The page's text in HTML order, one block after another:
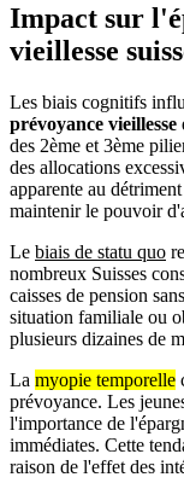
Impact sur
vieillesse
Les biais cognitifs
prévoyance vieillesse
des 2ème et 3ème
des allocations
apparente au
maintenir le pouvoir
Le biais de statu quo
nombreux Suisses
caisses de pension
situation familiale ou
plusieurs dizaines de
La myopie temporelle
prévoyance. Les
l'importance de
immédiates. Cette
raison de l'effet des